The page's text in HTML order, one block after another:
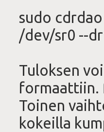
sudo
/dev/sr0 --
Tuloksen
formaattiin.
Toinen
kokeilla